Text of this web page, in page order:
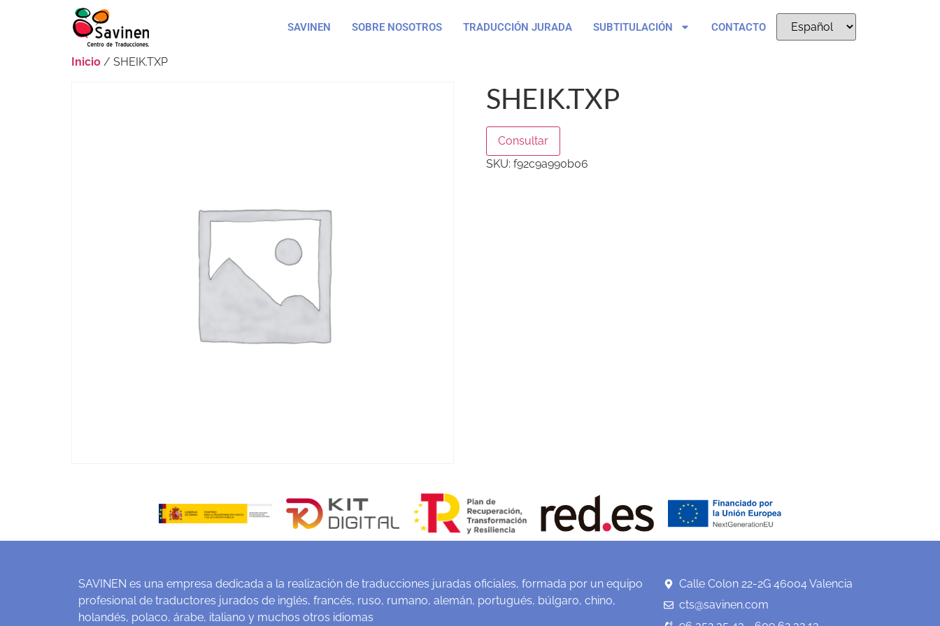
SAVINEN SOBRE NOSOTROS TRADUCCIÓN JURADA SUBTITULACIÓN CONTACTO
Inicio / SHEIK.TXP
SHEIK.TXP
Consultar
SKU: f92c9a990b06
SAVINEN es una empresa dedicada a la realización de traducciones juradas oficiales, formada por un equipo
profesional de traductores jurados de inglés, francés, ruso, rumano, alemán, portugués, búlgaro, chino,
holandés, polaco, árabe, italiano y muchos otros idiomas
Calle Colon 22-2G 46004 Valencia
cts@savinen.com